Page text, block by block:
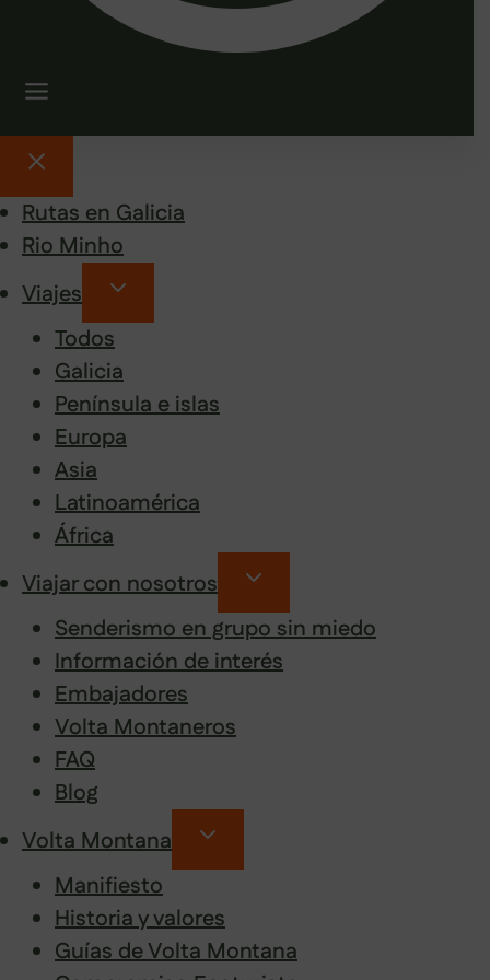
Rutas en Galicia
Rio Minho
Viajes
Todos
Galicia
Península e islas
Europa
Asia
Latinoamérica
África
Viajar con nosotros
Senderismo en grupo sin miedo
Información de interés
Embajadores
Volta Montaneros
FAQ
Blog
Volta Montana
Manifiesto
Historia y valores
Guías de Volta Montana